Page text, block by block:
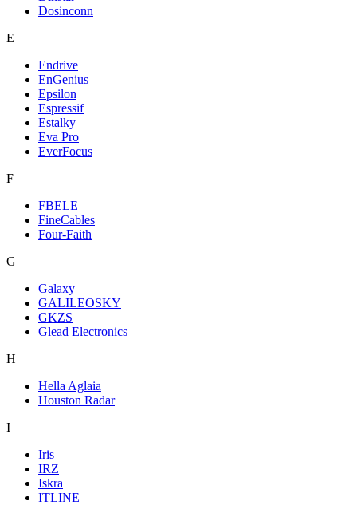
Dosinconn
E
Endrive
EnGenius
Epsilon
Espressif
Estalky
Eva Pro
EverFocus
F
FBELE
FineCables
Four-Faith
G
Galaxy
GALILEOSKY
GKZS
Glead Electronics
H
Hella Aglaia
Houston Radar
I
Iris
IRZ
Iskra
ITLINE